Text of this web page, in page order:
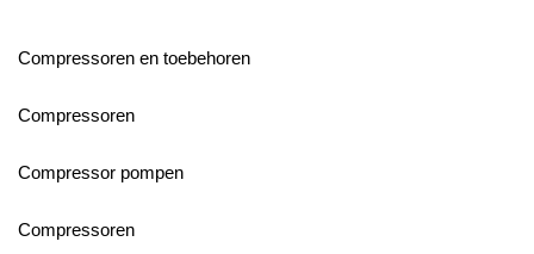
Compressoren en toebehoren
Compressoren
Compressor pompen
Compressoren